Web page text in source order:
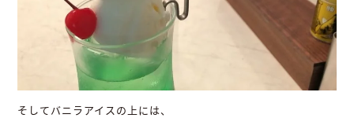
そしてバニラアイスの上には、